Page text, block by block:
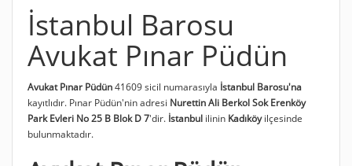
İstanbul Barosu
Avukat Pınar Püdün
Avukat Pınar Püdün41609 sicil numarasıyla İstanbul Barosu'na
kayıtlıdır. Pınar Püdün'nin adresi Nurettin Ali Berkol Sok Erenköy
Park Evleri No 25 B Blok D 7'dir. İstanbul ilinin Kadıköyilçesinde
bulunmaktadır.